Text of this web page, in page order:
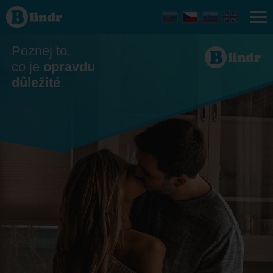
Seznamka - On
hledá ji
Moravskoslezský
Poznej to,
co je opravdu
důležité.